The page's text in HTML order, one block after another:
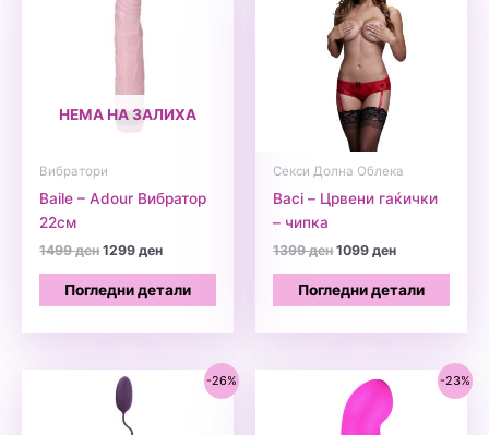
НЕМА НА ЗАЛИХА
Вибратори
Baile – Adour Вибратор
22см
1499денOriginal
was:
1499 ден.
1299денCurrent
is:
Погледни детали
Секси Долна Облека
Baci – Црвени гаќички
– чипка
1399денOriginal
was:
1399 ден.
1099денCurrent
is:
Погледни детали
-26% -23%